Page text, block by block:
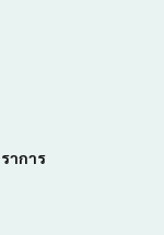
าการ